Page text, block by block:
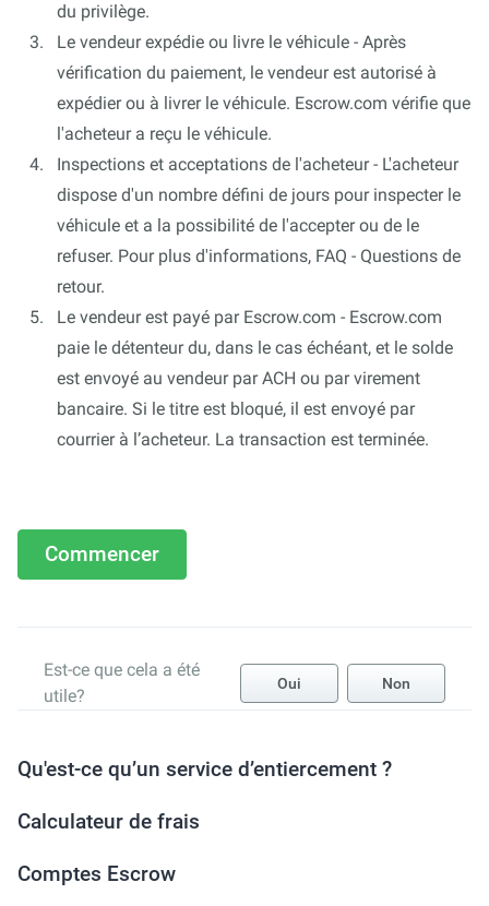
du privilège.
Le vendeur expédie ou livre le véhicule - Après
vérification du paiement, le vendeur est autorisé à
expédier ou à livrer le véhicule. Escrow.com vérifie que
l'acheteur a reçu le véhicule.
Inspections et acceptations de l'acheteur - L'acheteur
dispose d'un nombre défini de jours pour inspecter le
véhicule et a la possibilité de l'accepter ou de le
refuser. Pour plus d'informations, FAQ - Questions de
retour.
Le vendeur est payé par Escrow.com - Escrow.com
paie le détenteur du, dans le cas échéant, et le solde
est envoyé au vendeur par ACH ou par virement
bancaire. Si le titre est bloqué, il est envoyé par
courrier à l’acheteur. La transaction est terminée.
Commencer
Est-ce que cela a été
utile?
Oui Non
Qu'est-ce qu’un service d’entiercement ?
Calculateur de frais
Comptes Escrow